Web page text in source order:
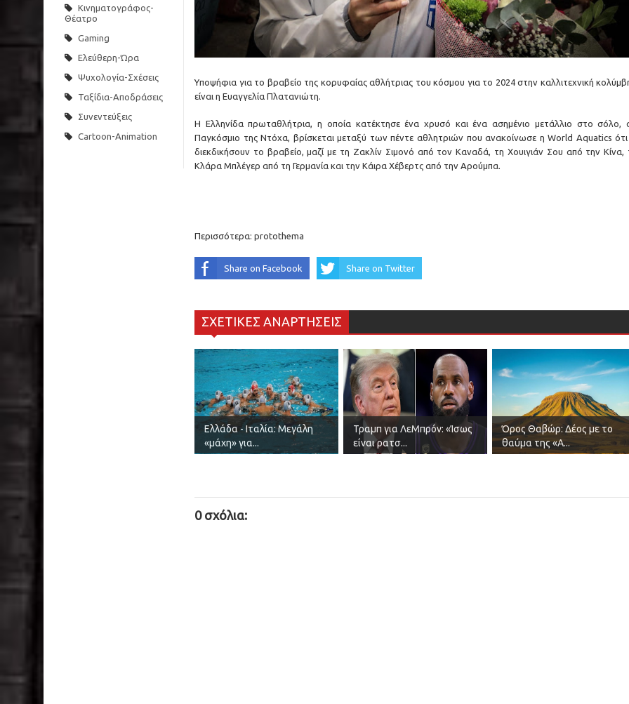
ετοιμότητα
Ινδία: 14 άτομα έχασαν τη ζωή τους από κεραυνούς στην πολιτεία Τζαρκάντ
Μύκονος: Άφησαν γαιδουράκι με δεμένα πόδια μέσα στον ήλιο
Όρος Θαβώρ: Δέος με το θαύμα της «Αγίας Νεφέλης» ανήμερα της Μεταμορφώσεως του Σωτήρος
Κινηματογράφος-
Θέατρο
Gaming
Ελεύθερη-Ώρα
Ψυχολογία-Σχέσεις
Ταξίδια-Αποδράσεις
Συνεντεύξεις
Cartoon-Animation
Υποψήφια για το βραβείο της κορυφαίας αθλήτριας του κόσμου για το 2024 στην καλλιτεχνική
είναι η Ευαγγελία Πλατανιώτη.
Η Ελληνίδα πρωταθλήτρια, η οποία κατέκτησε ένα χρυσό και ένα ασημένιο μετάλλιο στο σόλο,
Παγκόσμιο της Ντόχα, βρίσκεται μεταξύ των πέντε αθλητριών που ανακοίνωσε η World Aquatics
διεκδικήσουν το βραβείο, μαζί με τη Ζακλίν Σιμονό από τον Καναδά, τη Χουιγιάν Σου από την Κίνα,
Κλάρα Μπλέγερ από τη Γερμανία και την Κάιρα Χέβερτς από την Αρούμπα.
Περισσότερα: protothema
Share on Facebook Share on Twitter
ΣΧΕΤΙΚΕΣ ΑΝΑΡΤΗΣΕΙΣ
Ελλάδα - Ιταλία: Μεγάλη
«μάχη» για...
Τραμπ για ΛεΜπρόν: «Ίσως
είναι ρατσ...
Όρος Θαβώρ: Δέος με το
θαύμα της «Α...
0 σχόλια: